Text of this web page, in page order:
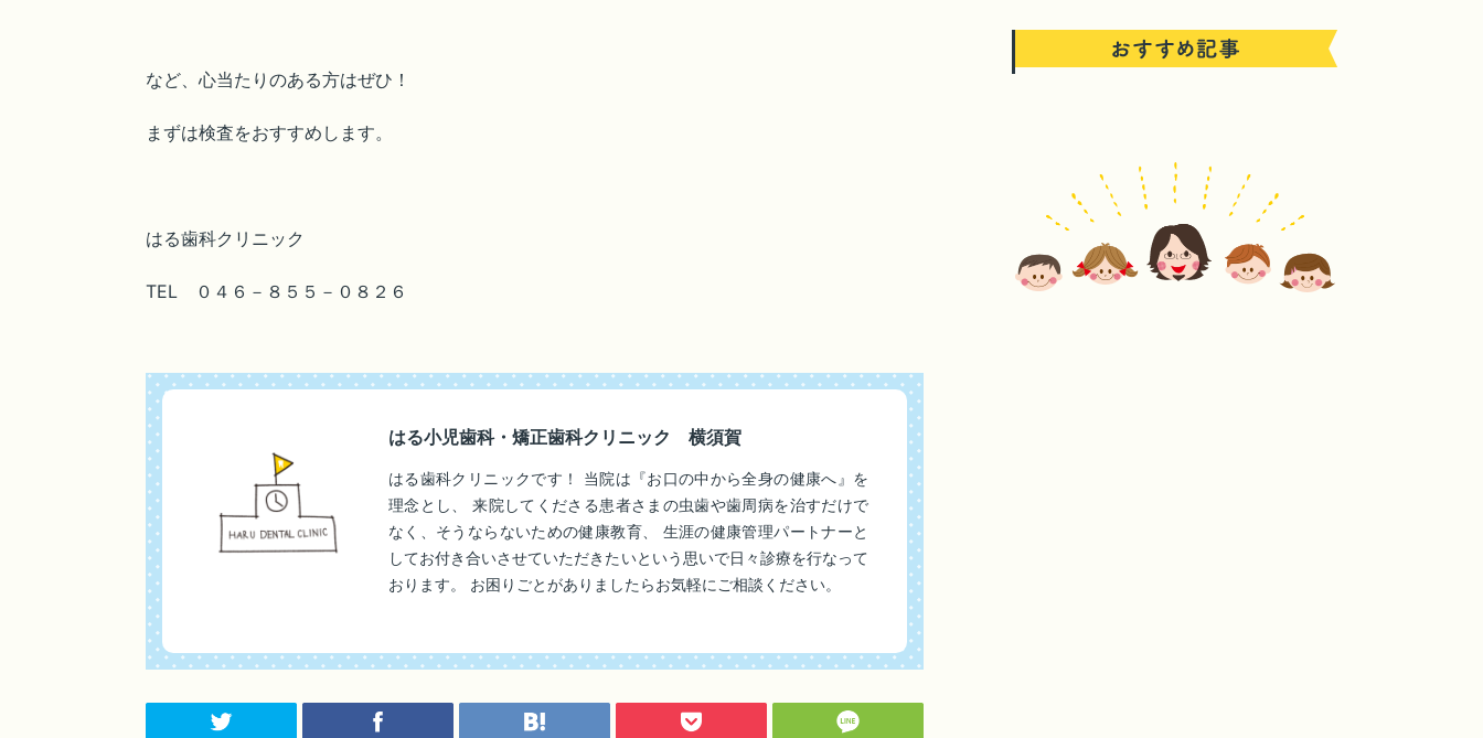
など、心当たりのある方はぜひ！
まずは検査をおすすめします。
はる歯科クリニック
TEL ０４６－８５５－０８２６
はる小児歯科・矯正歯科クリニック 横須賀
はる歯科クリニックです！ 当院は『お口の中から全身の健康へ』を
理念とし、 来院してくださる患者さまの虫歯や歯周病を治すだけで
なく、そうならないための健康教育、 生涯の健康管理パートナーと
してお付き合いさせていただきたいという思いで日々診療を行なって
おります。 お困りごとがありましたらお気軽にご相談ください。